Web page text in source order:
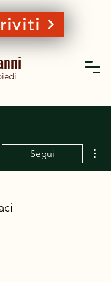
Segui